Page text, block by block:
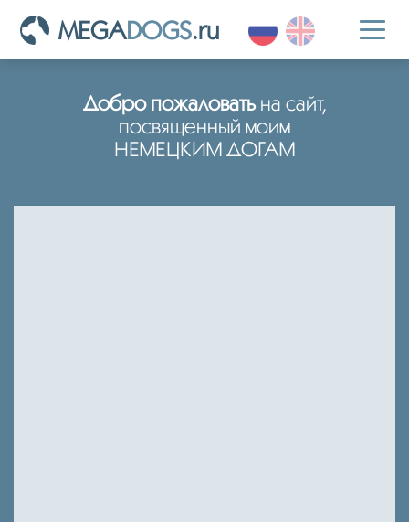
MEGADOGS.ru
Добро пожаловатьна сайт,
посвященный моим
НЕМЕЦКИМ ДОГАМ